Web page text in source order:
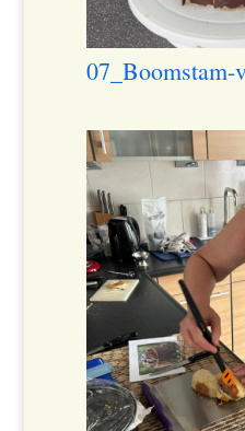
07_Boomstam-